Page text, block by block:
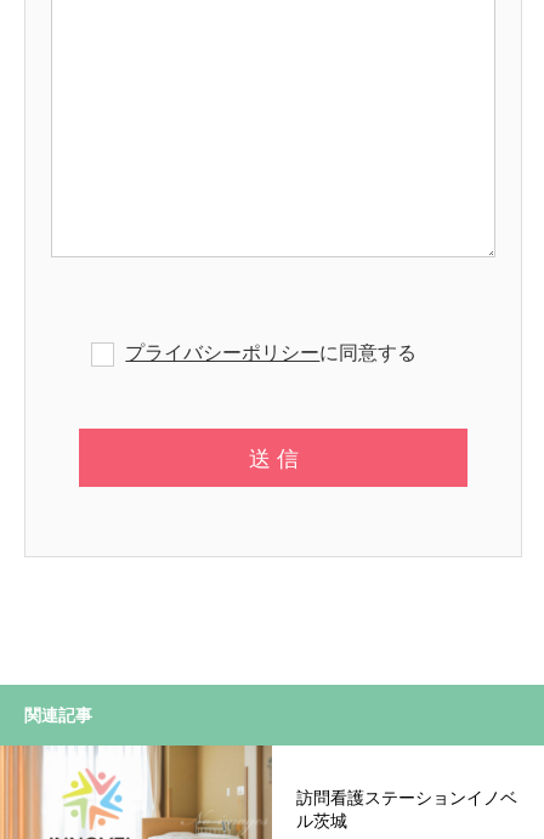
プライバシーポリシーに同意する
関連記事
訪問看護ステーションイノベ
ル茨城